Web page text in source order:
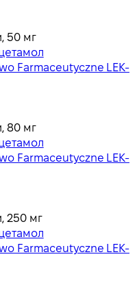
50 мг
Farmaceutyczne LEK-
80 мг
Farmaceutyczne LEK-
250 мг
Farmaceutyczne LEK-